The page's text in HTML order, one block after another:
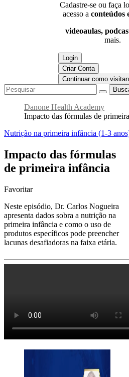
Cadastre-se ou faça
acesso a conteúdos
videoaulas,
mais.
Login
Criar Conta
Continuar como
Danone Health Academy
Impacto das fórmulas de
Nutrição na primeira infância (1-3
Impacto das fórmulas
de primeira infância
Favoritar
Neste episódio, Dr. Carlos Nogueira
apresenta dados sobra a nutrição na
primeira infância e como o uso de
produtos específicos pode preencher
lacunas desafiadoras na faixa etária.